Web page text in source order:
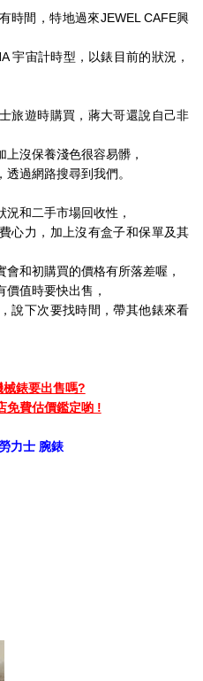
時間，特地過來JEWEL CAFE興
宇宙計時型，以錶目前的狀況，
旅遊時購買，蔣大哥還說自己非
沒保養淺色很容易髒，
過網路搜尋到我們。
和二手市場回收性，
心力，加上沒有盒子和保單及其
和初購買的價格有所落差喔，
值時要快出售，
說下次要找時間，帶其他錶來看
錶要出售嗎?
免費估價鑑定喲 !
力士 腕錶